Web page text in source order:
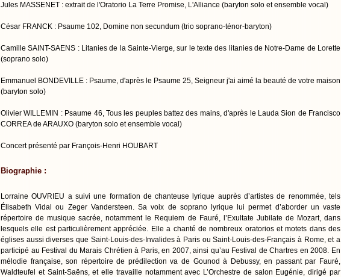
Jules MASSENET : extrait de l'Oratorio La Terre Promise, L'Alliance (baryton solo et ensemble vocal)
César FRANCK : Psaume 102, Domine non secundum (trio soprano-ténor-baryton)
Camille SAINT-SAENS : Litanies de la Sainte-Vierge, sur le texte des litanies de Notre-Dame de Lorette
(soprano solo)
Emmanuel BONDEVILLE : Psaume, d'après le Psaume 25, Seigneur j'ai aimé la beauté de votre maison
(baryton solo)
Olivier WILLEMIN : Psaume 46, Tous les peuples battez des mains, d'après le Lauda Sion de Francisco
CORREA de ARAUXO (baryton solo et ensemble vocal)
Concert présenté par François-Henri HOUBART
Biographie :
Lorraine OUVRIEU a suivi une formation de chanteuse lyrique auprès d’artistes de renommée, tels
Élisabeth Vidal ou Zeger Vandersteen. Sa voix de soprano lyrique lui permet d’aborder un vaste
répertoire de musique sacrée, notamment le Requiem de Fauré, l’Exultate Jubilate de Mozart, dans
lesquels elle est particulièrement appréciée. Elle a chanté de nombreux oratorios et motets dans des
églises aussi diverses que Saint-Louis-des-Invalides à Paris ou Saint-Louis-des-Français à Rome, et a
participé au Festival du Marais Chrétien à Paris, en 2007, ainsi qu’au Festival de Chartres en 2008. En
mélodie française, son répertoire de prédilection va de Gounod à Debussy, en passant par Fauré,
Waldteufel et Saint-Saëns, et elle travaille notamment avec L’Orchestre de salon Eugénie, dirigé par